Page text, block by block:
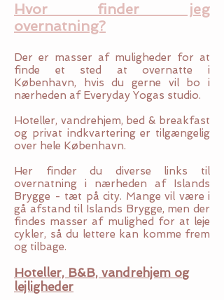
Hvor finder jeg
overnatning?
Der er masser af muligheder for at
finde et sted at overnatte i
København, hvis du gerne vil bo i
nærheden af Everyday Yogas studio.
Hoteller, vandrehjem, bed & breakfast
og privat indkvartering er tilgængelig
over hele København.
Her finder du diverse links til
overnatning i nærheden af Islands
Brygge - tæt på city. Mange vil være i
gå afstand til Islands Brygge, men der
findes masser af mulighed for at leje
cykler, så du lettere kan komme frem
og tilbage.
Hoteller, B&B, vandrehjem og
lejligheder